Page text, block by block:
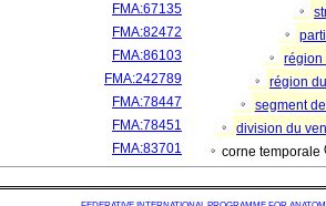
FMA:67135
FMA:82472
FMA:86103
région
FMA:242789
région
FMA:78447
segment
FMA:78451
division du
FMA:83701
corne temporale